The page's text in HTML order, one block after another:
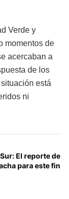
Verde y
momentos de
acercaban a
de los
está
ni
El reporte de
para este fin